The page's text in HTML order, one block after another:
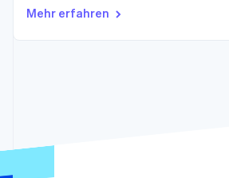
Product roadmap
Fachdienstleistungen
Einzelhandel
App-Integrationen
Entwickler-Blog
Mehr erfahren